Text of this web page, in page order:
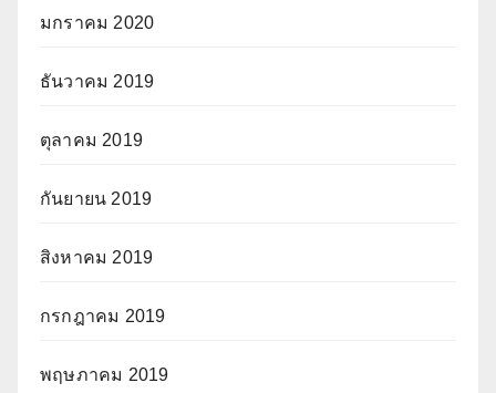
มกราคม 2020
ธันวาคม 2019
ตุลาคม 2019
กันยายน 2019
สิงหาคม 2019
กรกฎาคม 2019
พฤษภาคม 2019